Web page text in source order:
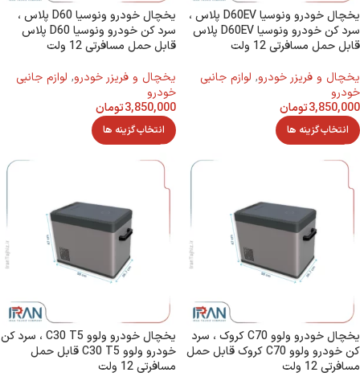
یخچال خودرو ونوسیا D60EV پلاس ،
سرد کن خودرو ونوسیا D60EV پلاس
قابل حمل مسافرتی 12 ولت
يخچال و فريزر خودرو, لوازم جانبی
خودرو
3,850,000تومان
انتخاب گزینه ها
یخچال خودرو ونوسیا D60 پلاس ،
سرد کن خودرو ونوسیا D60 پلاس
قابل حمل مسافرتی 12 ولت
يخچال و فريزر خودرو, لوازم جانبی
خودرو
3,850,000تومان
انتخاب گزینه ها
یخچال خودرو ولوو C70 کروک ، سرد
کن خودرو ولوو C70 کروک قابل حمل
مسافرتی 12 ولت
یخچال خودرو ولوو C30 T5 ، سرد کن
خودرو ولوو C30 T5 قابل حمل
مسافرتی 12 ولت